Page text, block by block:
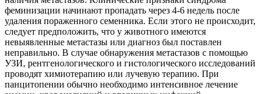
феминизации начинают пропадать через 4-6 недель после
удаления пораженного семенника. Если этого не происходит,
следует предположить, что у животного имеются
невыявленные метастазы или диагноз был поставлен
неправильно. В случае обнаружения метастазов с помощью
УЗИ, рентгенологического и гистологического исследований
проводят химиотерапию или лучевую терапию. При
панцитопении обычно необходимо интенсивное лечение